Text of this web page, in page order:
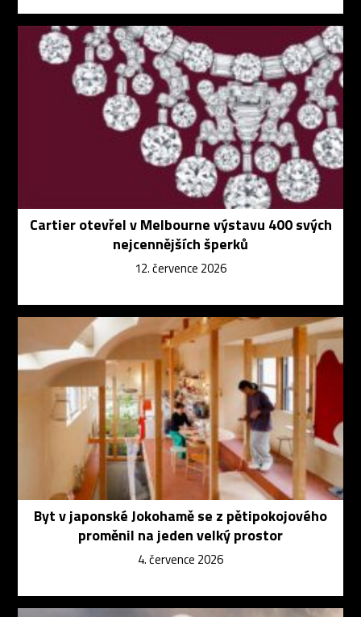
Cartier otevřel v Melbourne výstavu 400 svých
nejcennějších šperků
12. července 2026
Byt v japonské Jokohamě se z pětipokojového
proměnil na jeden velký prostor
4. července 2026